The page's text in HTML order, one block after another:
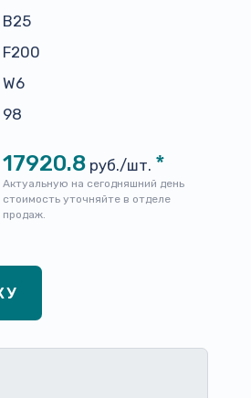
В25
F200
W6
98
17920.8 руб./шт. *
Актуальную на сегодняшний день
стоимость уточняйте в отделе
продаж.